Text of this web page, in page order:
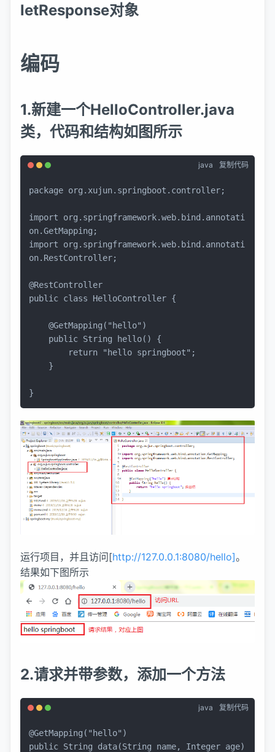
letResponse对象
编码
1.新建一个HelloController.java
类，代码和结构如图所示
java 复制代码
package org.xujun.springboot.controller;
import org.springframework.web.bind.annotati
import org.springframework.web.bind.annotati
on.RestController;
@RestController
public class HelloController {
@GetMapping("hello")
public String hello()
{
return
"hello springboot" ;
}
运行项目，并且访问[http://127.0.0.1:8080/hello]。
结果如下图所示
2.请求并带参数，添加一个方法
java 复制代码
@GetMapping("hello")
public String data(String name, Integer age)